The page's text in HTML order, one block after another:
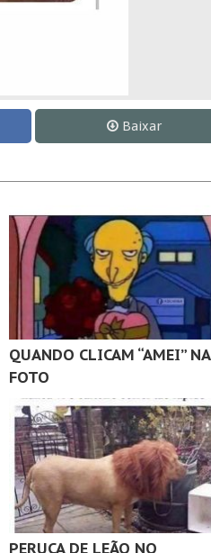
Baixar
QUANDO CLICAM “AMEI” NA
FOTO
PERUCA DE LEÃO NO